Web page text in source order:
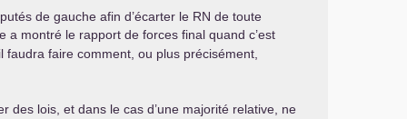
de gauche afin d’écarter le RN de toute
a montré le rapport de forces final quand c’est
faire comment, ou plus précisément,
des lois, et dans le cas d’une majorité relative, ne